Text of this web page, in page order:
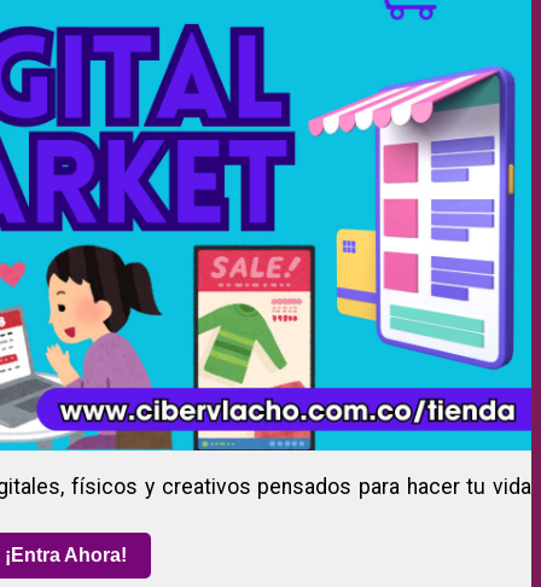
físicos y creativos pensados para hacer tu vida
¡Entra Ahora!